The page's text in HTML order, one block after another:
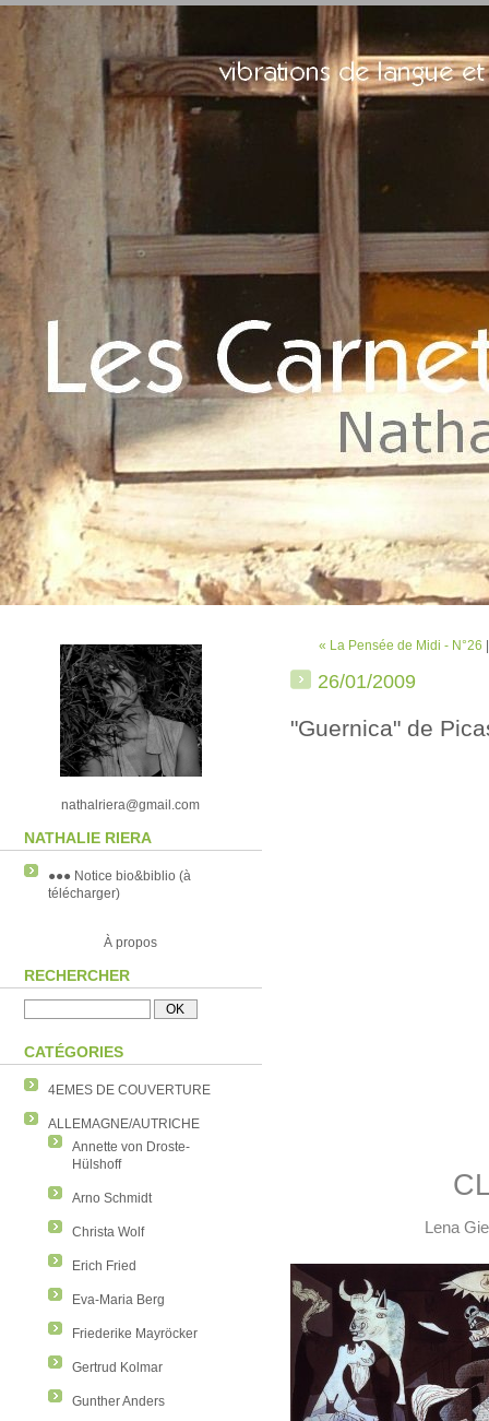
nathalriera@gmail.com
NATHALIE RIERA
●●● Notice bio&biblio (à
télécharger)
À propos
RECHERCHER
CATÉGORIES
4EMES DE COUVERTURE
ALLEMAGNE/AUTRICHE
Annette von Droste-
Hülshoff
Arno Schmidt
Christa Wolf
Erich Fried
Eva-Maria Berg
Friederike Mayröcker
Gertrud Kolmar
Gunther Anders
« La Pensée de Midi - N°26
26/01/2009
"Guernica" de
Lena